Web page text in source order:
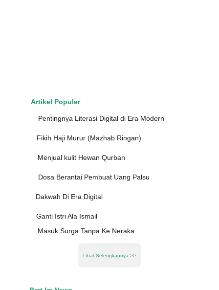
Artikel Populer
Pentingnya Literasi Digital di Era Modern
Fikih Haji Murur (Mazhab Ringan)
Menjual kulit Hewan Qurban
Dosa Berantai Pembuat Uang Palsu
Dakwah Di Era Digital
Ganti Istri Ala Ismail
Masuk Surga Tanpa Ke Neraka
Lihat Selengkapnya >>